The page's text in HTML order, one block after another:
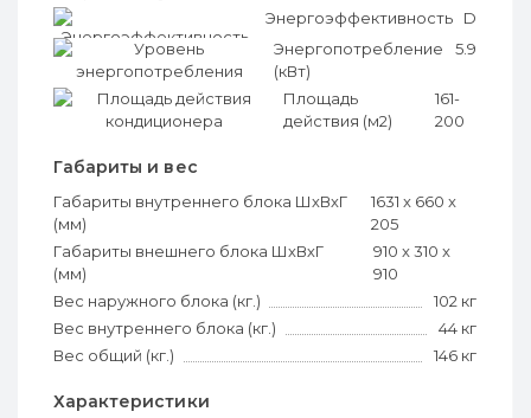
Энергоэффективность
?
D
Энергопотребление
(кВт)
?
5.9
Площадь
действия (м2)
?
161-
200
Габариты и вес
Габариты внутреннего блока ШхВхГ
(мм)
1631 x 660 x
205
Габариты внешнего блока ШхВхГ
(мм)
910 x 310 x
910
Вес наружного блока (кг.)
102 кг
Вес внутреннего блока (кг.)
44 кг
Вес общий (кг.)
146 кг
Характеристики